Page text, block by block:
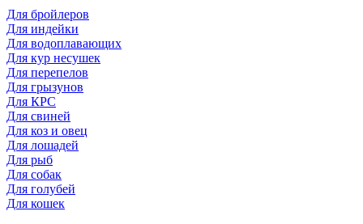
Для бройлеров
Для индейки
Для водоплавающих
Для кур несушек
Для перепелов
Для грызунов
Для КРС
Для свиней
Для коз и овец
Для лошадей
Для рыб
Для собак
Для голубей
Для кошек